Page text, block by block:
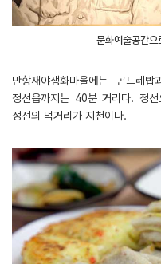
문화예술공간
만항재야생화마을에는 곤드레
정선읍까지는 40분 거리다. 정
정선의 먹거리가 지천이다.